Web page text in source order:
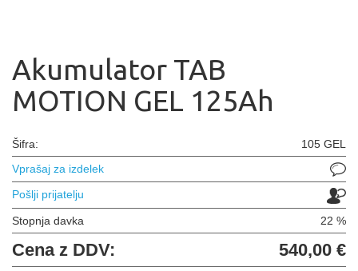
Akumulator TAB
MOTION GEL 125Ah
Šifra:
105 GEL
Vprašaj za izdelek
Pošlji prijatelju
Stopnja davka 22 %
Cena z DDV: 540,00 €